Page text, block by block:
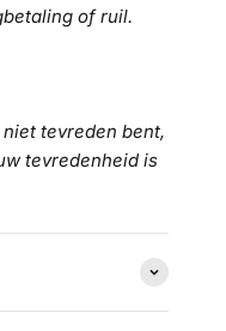
of ruil.
tevreden bent,
tevredenheid is